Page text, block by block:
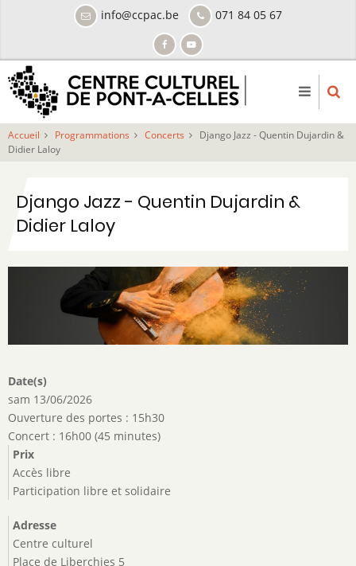
principal
info@ccpac.be 071 84 05 67
Accueil Programmations Concerts
Django Jazz - Quentin Dujardin &
Didier Laloy
Django Jazz - Quentin Dujardin &
Didier Laloy
Date(s)
sam 13/06/2026
Ouverture des portes : 15h30
Concert : 16h00 (45 minutes)
Prix
Accès libre
Participation libre et solidaire
Adresse
Centre culturel
Place de Liberchies 5